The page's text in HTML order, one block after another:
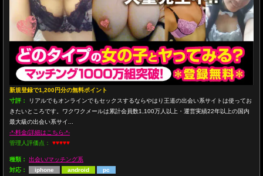
新規登録で1,200円分の無料ポイント
寸評：
リアルでもオンラインでもセックスするならやはり王道の出会い系サイトは使ってお
きたいところです。ワクワクメールは累計会員数1,100万人以上・運営実績22年以上の国内
最大級の出会い系サイ...
-*-料金/詳細はこちら-*-
管理人評価点： ♥♥♥♥♥
種類：
出会い/マッチング系
対応：
iphone android pc